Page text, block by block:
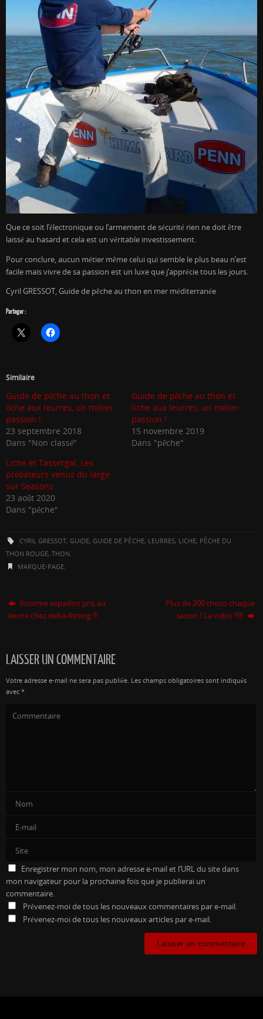
Que ce soit l’électronique ou l’armement de sécurité rien ne doit être
laissé au hasard et cela est un véritable investissement.
Pour conclure, aucun métier même celui qui semble le plus beau n’est
facile mais vivre de sa passion est un luxe que j’apprécie tous les jours.
Cyril GRESSOT, Guide de pêche au thon en mer méditerranée
Partager :
Similaire
Guide de pêche au thon et
liche aux leurres, un métier
passion !
23 septembre 2018
Dans "Non classé"
Guide de pêche au thon et
liche aux leurres, un métier
passion !
15 novembre 2019
Dans "pêche"
Liche et Tassergal, Les
prédateurs venus du large
sur Seasons
23 août 2020
Dans "pêche"
CYRIL GRESSOT, GUIDE, GUIDE DE PÊCHE, LEURRES, LICHE, PÊCHE DU
THON ROUGE, THON.
MARQUE-PAGE.
Énorme espadon pris au
leurre chez delta-fishing !!!
Plus de 200 thons chaque
saison ! La vidéo !!!!!
LAISSER UN COMMENTAIRE
Votre adresse e-mail ne sera pas publiée. Les champs obligatoires sont indiqués
avec *
Enregistrer mon nom, mon adresse e-mail et l’URL du site dans
mon navigateur pour la prochaine fois que je publierai un
commentaire.
Prévenez-moi de tous les nouveaux commentaires par e-mail.
Prévenez-moi de tous les nouveaux articles par e-mail.